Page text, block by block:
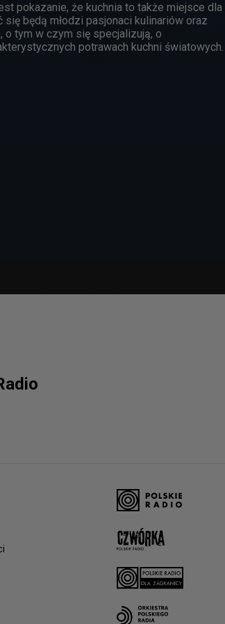
pokazanie, że kuchnia to także miejsce dla
będą młodzi pasjonaci kulinariów oraz
tym w czym się specjalizują, o
potrawach kuchni światowych.